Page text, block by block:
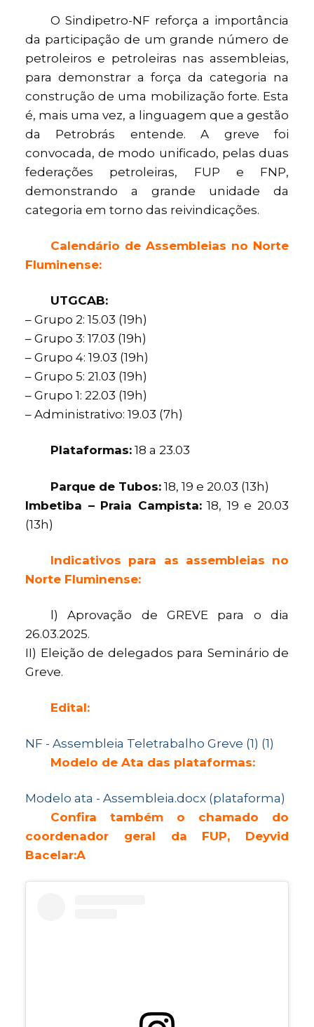
O Sindipetro-NF reforça a importância
da participação de um grande número de
petroleiros e petroleiras nas assembleias,
para demonstrar a força da categoria na
construção de uma mobilização forte. Esta
é, mais uma vez, a linguagem que a gestão
da Petrobrás entende. A greve foi
convocada, de modo unificado, pelas duas
federações petroleiras, FUP e FNP,
demonstrando a grande unidade da
categoria em torno das reivindicações.
Calendário de Assembleias no Norte
Fluminense:
UTGCAB:
– Grupo 2: 15.03 (19h)
– Grupo 3: 17.03 (19h)
– Grupo 4: 19.03 (19h)
– Grupo 5: 21.03 (19h)
– Grupo 1: 22.03 (19h)
– Administrativo: 19.03 (7h)
Plataformas: 18 a 23.03
Parque de Tubos: 18, 19 e 20.03 (13h)
Imbetiba – Praia Campista:18, 19 e 20.03
(13h)
Indicativos para as assembleias no
Norte Fluminense:
l) Aprovação de GREVE para o dia
26.03.2025.
II) Eleição de delegados para Seminário de
Greve.
Edital:
NF - Assembleia Teletrabalho Greve (1) (1)
Modelo de Ata das plataformas:
Modelo ata - Assembleia.docx (plataforma)
Confira também o chamado do
coordenador geral da FUP, Deyvid
Bacelar:A